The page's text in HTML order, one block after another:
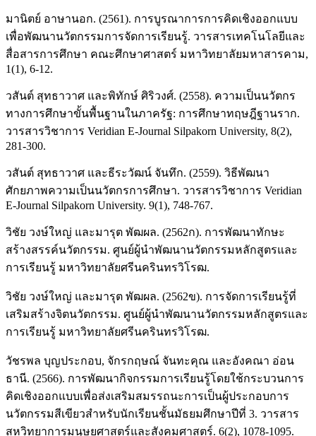
มานิตย์ อาษานอก. (2561). การบูรณาการการคิดเชิงออกแบบ
เพื่อพัฒนานวัตกรรมการจัดการเรียนรู้. วารสารเทคโนโลยีและ
สื่อสารการศึกษา คณะศึกษาศาสตร์ มหาวิทยาลัยมหาสารคาม,
1(1), 6-12.
วสันต์ สุทธาวาศ และพิทักษ์ ศิริวงศ์. (2558). ความเป็นนวัตกร
ทางการศึกษาขั้นพื้นฐานในภาครัฐ: การศึกษาทฤษฎีฐานราก.
วารสารวิชาการ Veridian E-Journal Silpakorn University, 8(2),
281-300.
วสันต์ สุทธาวาศ และธีระวัฒน์ จันทึก. (2559). วิธีพัฒนา
ศักยภาพความเป็นนวัตกรการศึกษา. วารสารวิชาการ Veridian
E-Journal Silpakorn University. 9(1), 748-767.
วิชัย วงษ์ใหญ่ และมารุต พัฒผล. (2562ก). การพัฒนาทักษะ
สร้างสรรค์นวัตกรรม. ศูนย์ผู้นำพัฒนานวัตกรรมหลักสูตรและ
การเรียนรู้ มหาวิทยาลัยศรีนครินทรวิโรฒ.
วิชัย วงษ์ใหญ่ และมารุต พัฒผล. (2562ข). การจัดการเรียนรู้ที่
เสริมสร้างจิตนวัตกรรม. ศูนย์ผู้นำพัฒนานวัตกรรมหลักสูตรและ
การเรียนรู้ มหาวิทยาลัยศรีนครินทรวิโรฒ.
วัชรพล บุญประกอบ, จักรกฤษณ์ จันทะคุณ และอังคณา อ่อน
ธานี. (2566). การพัฒนากิจกรรมการเรียนรู้โดยใช้กระบวนการ
คิดเชิงออกแบบเพื่อส่งเสริมสมรรถนะการเป็นผู้ประกอบการ
นวัตกรรมสีเขียวสำหรับนักเรียนชั้นมัธยมศึกษาปีที่ 3. วารสาร
สหวิทยาการมนุษยศาสตร์และสังคมศาสตร์. 6(2), 1078-1095.